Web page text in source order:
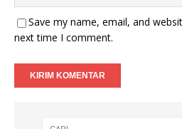
Save my name, email, and
next time I comment.